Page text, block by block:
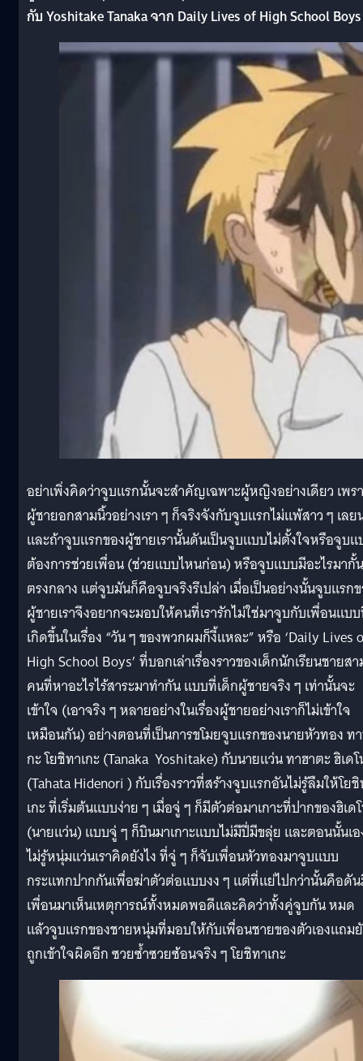
กับ Yoshitake Tanaka จาก Daily Lives of High School Boys
อย่าเพิ่งคิดว่าจูบแรกนั้นจะสำคัญเฉพาะผู้หญิงอย่างเดียว เพร
ผู้ชายอกสามนิ้วอย่างเรา ๆ ก็จริงจังกับจูบแรกไม่แพ้สาว ๆ เลย
และถ้าจูบแรกของผู้ชายเรานั้นดันเป็นจูบแบบไม่ตั้งใจหรือจูบ
ต้องการช่วยเพื่อน (ช่วยแบบไหนก่อน) หรือจูบแบบมีอะไรมากั้น
ตรงกลาง แต่จูบมันก็คือจูบจริงรึเปล่า เมื่อเป็นอย่างนั้นจูบแรก
ผู้ชายเราจึงอยากจะมอบให้คนที่เรารักไม่ใช่มาจูบกับเพื่อนแบ
เกิดขึ้นในเรื่อง “วัน ๆ ของพวกผมก็งี้แหละ” หรือ ‘Daily Lives
High School Boys’ ที่บอกเล่าเรื่องราวของเด็กนักเรียนชายส
คนที่หาอะไรไร้สาระมาทำกัน แบบที่เด็กผู้ชายจริง ๆ เท่านั้นจะ
เข้าใจ (เอาจริง ๆ หลายอย่างในเรื่องผู้ชายอย่างเราก็ไม่เข้าใจ
เหมือนกัน) อย่างตอนที่เป็นการขโมยจูบแรกของนายหัวทอง ท
กะ โยชิทาเกะ (Tanaka Yoshitake) กับนายแว่น ทาฮาตะ ฮิเด
(Tahata Hidenori ) กับเรื่องราวที่สร้างจูบแรกอันไม่รู้ลืมให้โย
เกะ ที่เริ่มต้นแบบง่าย ๆ เมื่อจู่ ๆ ก็มีตัวต่อมาเกาะที่ปากของฮิเด
(นายแว่น) แบบจู่ ๆ ก็บินมาเกาะแบบไม่มีปี่มีขลุ่ย และตอนนั้นเ
ไม่รู้หนุ่มแว่นเราคิดยังไง ที่จู่ ๆ ก็จับเพื่อนหัวทองมาจูบแบบ
กระแทกปากกันเพื่อฆ่าตัวต่อแบบงง ๆ แต่ที่แย่ไปกว่านั้นคือดั
เพื่อนมาเห็นเหตุการณ์ทั้งหมดพอดีและคิดว่าทั้งคู่จูบกัน หมด
แล้วจูบแรกของชายหนุ่มที่มอบให้กับเพื่อนชายของตัวเองแถม
ถูกเข้าใจผิดอีก ซวยซ้ำซวยซ้อนจริง ๆ โยชิทาเกะ